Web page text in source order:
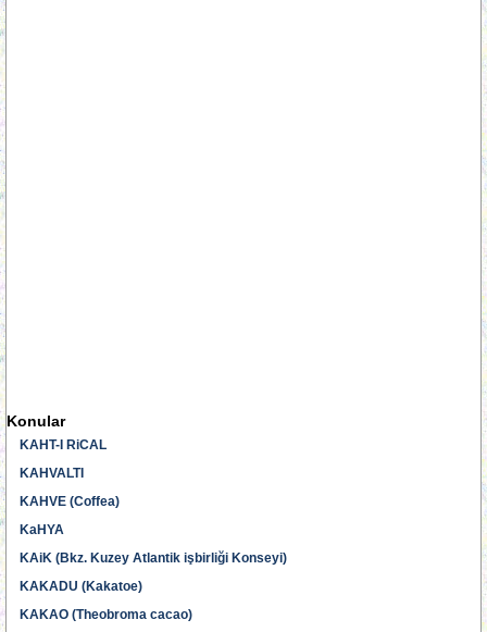
Konular
KAHT-I RiCAL
KAHVALTI
KAHVE (Coffea)
KaHYA
KAiK (Bkz. Kuzey Atlantik işbirliği Konseyi)
KAKADU (Kakatoe)
KAKAO (Theobroma cacao)